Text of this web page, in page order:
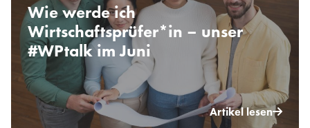
Wie werde ich
Wirtschaftsprüfer*in – unser
#WPtalk im Juni
Artikel lesen